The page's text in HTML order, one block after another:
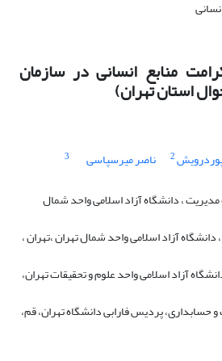
منابع انسانی در سازمان
استان تهران)
2 ناصر میرسپاسی 3
، دانشگاه آزاد اسلامی واحد شمال
آزاد اسلامی واحد شمال تهران ،تهران ،
آزاد اسلامی واحد علوم و تحقیقات تهران،
حسابداری، پردیس فارابی دانشگاه تهران، قم،